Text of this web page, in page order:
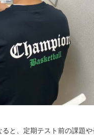
と、定期テスト前の課題